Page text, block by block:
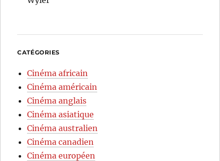
CATÉGORIES
Cinéma africain
Cinéma américain
Cinéma anglais
Cinéma asiatique
Cinéma australien
Cinéma canadien
Cinéma européen